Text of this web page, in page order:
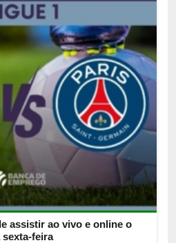
assistir ao vivo e online o
sexta-feira